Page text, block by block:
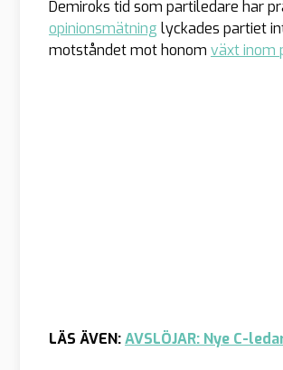
Demiroks tid som partiledare har
opinionsmätning lyckades partiet
motståndet mot honom växt inom
LÄS ÄVEN:AVSLÖJAR: Nye C-